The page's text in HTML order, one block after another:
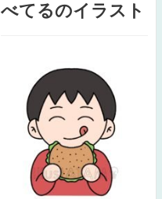
べてるのイラスト